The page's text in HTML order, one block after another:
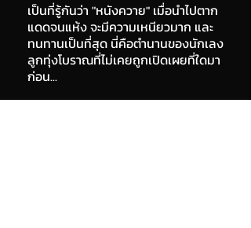
เป็นที่รู้กันว่า "หนังควาย" เมื่อนำไปตาก
แดดจนแห้ง จะมีความเหนียวมาก และ
ทนทานเป็นที่สุด นี่คือตำนานของนักเลง
ลูกทุ่งโบราณที่ไม่เคยถูกเปิดเผยที่ใดมา
ก่อน...